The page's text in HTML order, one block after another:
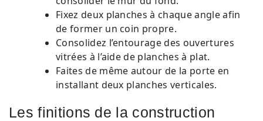
Fixez deux planches à chaque angle afin
de former un coin propre.
Consolidez l’entourage des ouvertures
vitrées à l’aide de planches à plat.
Faites de même autour de la porte en
installant deux planches verticales.
Les finitions de la construction